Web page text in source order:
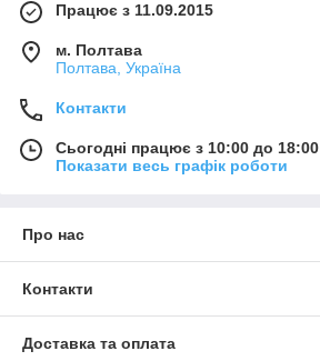
Працює з 11.09.2015
м. Полтава
Полтава, Україна
Контакти
Сьогодні працює з 10:00 до 18:00
Показати весь графік роботи
Про нас
Контакти
Доставка та оплата